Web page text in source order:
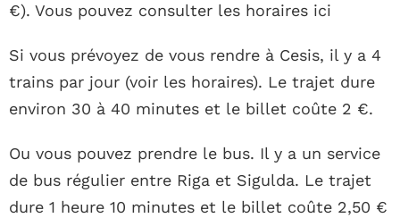
€). Vous pouvez consulter les horaires ici
Si vous prévoyez de vous rendre à Cesis, il y a 4
trains par jour (voir les horaires). Le trajet dure
environ 30 à 40 minutes et le billet coûte 2 €.
Ou vous pouvez prendre le bus. Il y a un service
de bus régulier entre Riga et Sigulda. Le trajet
dure 1 heure 10 minutes et le billet coûte 2,50 €